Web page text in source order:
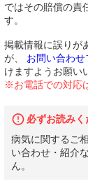
ではその賠償の責
す。
掲載情報に誤りが
が、
お問い合わせ
けますようお願い
※お電話での対応
必ずお読みく
病気に関するご
い合わせ・紹介
ん。